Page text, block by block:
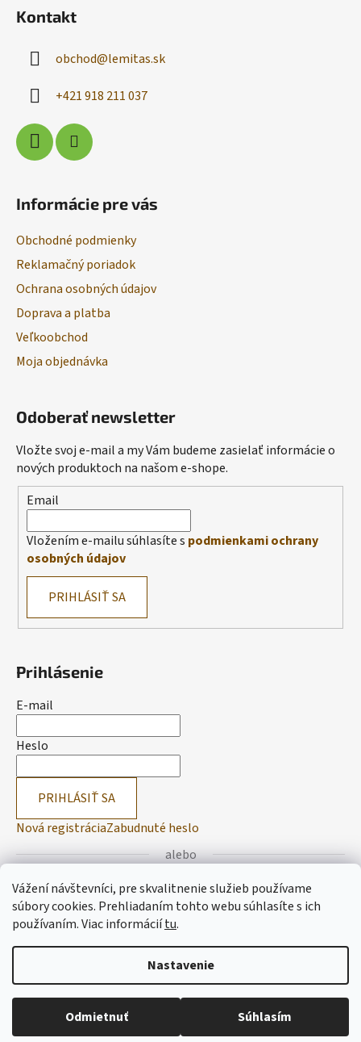
Vážení návštevníci, pre skvalitnenie služieb používame
súbory cookies. Prehliadaním tohto webu súhlasíte s ich
používaním.Viac informáciítu.
Nastavenie
Odmietnuť Súhlasím
Kontakt
obchod@lemitas.sk
+421 918 211 037
Informácie pre vás
Obchodné podmienky
Reklamačný poriadok
Ochrana osobných údajov
Doprava a platba
Veľkoobchod
Moja objednávka
Odoberať newsletter
Vložte svoj e-mail a my Vám budeme zasielať informácie o
nových produktoch na našom e-shope.
Email
Vložením e-mailu súhlasíte s podmienkami ochrany
osobných údajov
PRIHLÁSIŤ SA
Prihlásenie
E-mail
Heslo
PRIHLÁSIŤ SA
Nová registráciaZabudnuté heslo
alebo
Prihlásiť sa cez Facebook
Prihlásiť sa cez Google
Vytvoril Shoptet
Copyright 2026Lemitas . Všetky práva vyhradené.